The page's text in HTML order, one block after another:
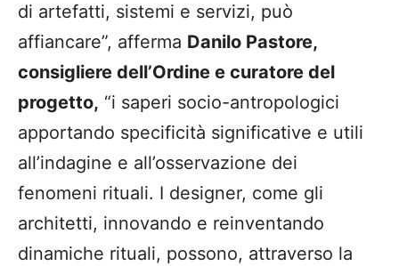
di artefatti, sistemi e servizi, può
affiancare”, afferma Danilo Pastore,
consigliere dell’Ordine e curatore del
progetto, “i saperi socio-antropologici
apportando specificità significative e utili
all’indagine e all’osservazione dei
fenomeni rituali. I designer, come gli
architetti, innovando e reinventando
dinamiche rituali, possono, attraverso la